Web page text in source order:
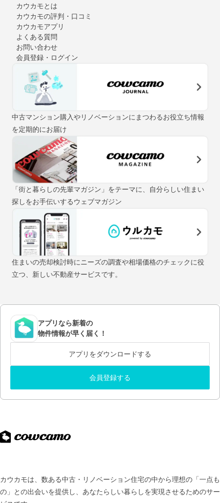
カウカモとは
カウカモの評判・口コミ
カウカモアプリ
よくある質問
お問い合わせ
会員登録・ログイン
中古マンション購入やリノベーションにまつわるお役立ち情報
を定期的にお届け
「街と暮らしの先輩マガジン」をテーマに、自分らしい住まい
探しをお手伝いするウェブマガジン
住まいの売却検討時にニーズの調査や相場価格のチェックに役
立つ、新しい不動産サービスです。
アプリなら新着の
物件情報が早く届く！
アプリをダウンロードする
会員登録する
カウカモは、数ある中古・リノベーション住宅の中から理想の「一点も
の」との出会いを提供し、 あなたらしい暮らしを実現させるためのサー